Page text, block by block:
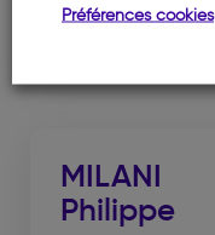
MILANI
Philippe
Préférences cookies